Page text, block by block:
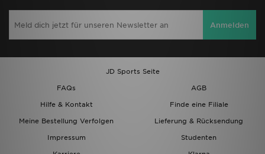
Anmelden
JD Sports Seite
FAQs
AGB
Hilfe & Kontakt
Finde eine Filiale
Meine Bestellung Verfolgen
Lieferung & Rücksendung
Impressum
Studenten